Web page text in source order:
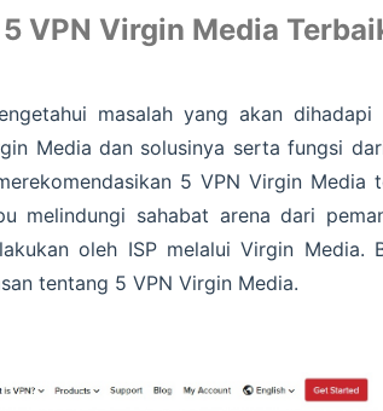
VPN Virgin Media
masalah yang akan dihadapi
Media dan solusinya serta fungsi
5 VPN Virgin Media
melindungi sahabat arena dari
oleh ISP melalui Virgin Media.
tentang 5 VPN Virgin Media.